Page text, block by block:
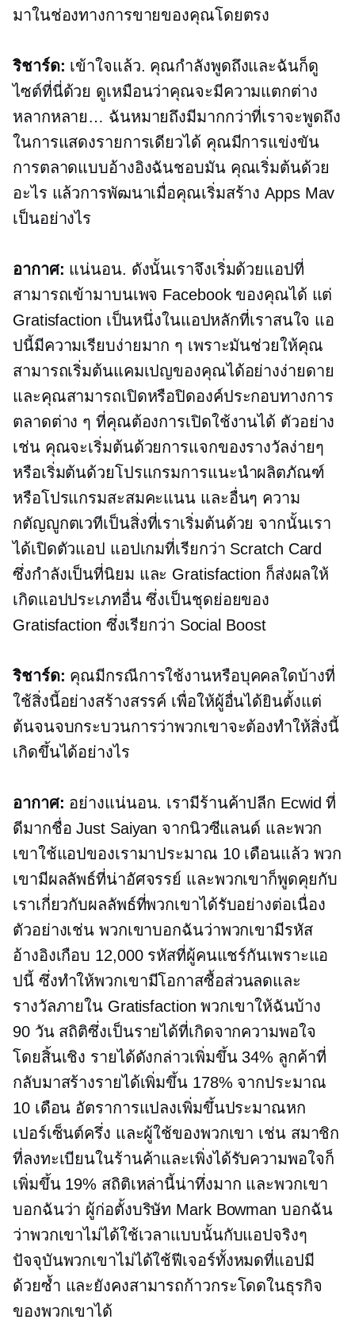
มาในช่องทางการขายของคุณโดยตรง
ริชาร์ด: เข้าใจแล้ว. คุณกำลังพูดถึงและฉันก็ดู
ไซต์ที่นี่ด้วย ดูเหมือนว่าคุณจะมีความแตกต่าง
หลากหลาย… ฉันหมายถึงมีมากกว่าที่เราจะพูดถึง
ในการแสดงรายการเดียวได้ คุณมีการแข่งขัน
การตลาดแบบอ้างอิงฉันชอบมัน คุณเริ่มต้นด้วย
อะไร แล้วการพัฒนาเมื่อคุณเริ่มสร้าง Apps Mav
เป็นอย่างไร
อากาศ: แน่นอน. ดังนั้นเราจึงเริ่มด้วยแอปที่
สามารถเข้ามาบนเพจ Facebook ของคุณได้ แต่
Gratisfaction เป็นหนึ่งในแอปหลักที่เราสนใจ แอ
ปนี้มีความเรียบง่ายมาก ๆ เพราะมันช่วยให้คุณ
สามารถเริ่มต้นแคมเปญของคุณได้อย่างง่ายดาย
และคุณสามารถเปิดหรือปิดองค์ประกอบทางการ
ตลาดต่าง ๆ ที่คุณต้องการเปิดใช้งานได้ ตัวอย่าง
เช่น คุณจะเริ่มต้นด้วยการแจกของรางวัลง่ายๆ
หรือเริ่มต้นด้วยโปรแกรมการแนะนำผลิตภัณฑ์
หรือโปรแกรมสะสมคะแนน และอื่นๆ ความ
กตัญญูกตเวทีเป็นสิ่งที่เราเริ่มต้นด้วย จากนั้นเรา
ได้เปิดตัวแอป แอปเกมที่เรียกว่า Scratch Card
ซึ่งกำลังเป็นที่นิยม และ Gratisfaction ก็ส่งผลให้
เกิดแอปประเภทอื่น ซึ่งเป็นชุดย่อยของ
Gratisfaction ซึ่งเรียกว่า Social Boost
ริชาร์ด: คุณมีกรณีการใช้งานหรือบุคคลใดบ้างที่
ใช้สิ่งนี้อย่างสร้างสรรค์ เพื่อให้ผู้อื่นได้ยินตั้งแต่
ต้นจนจบกระบวนการว่าพวกเขาจะต้องทำให้สิ่งนี้
เกิดขึ้นได้อย่างไร
อากาศ: อย่างแน่นอน. เรามีร้านค้าปลีก Ecwid ที่
ดีมากชื่อ Just Saiyan จากนิวซีแลนด์ และพวก
เขาใช้แอปของเรามาประมาณ 10 เดือนแล้ว พวก
เขามีผลลัพธ์ที่น่าอัศจรรย์ และพวกเขาก็พูดคุยกับ
เราเกี่ยวกับผลลัพธ์ที่พวกเขาได้รับอย่างต่อเนื่อง
ตัวอย่างเช่น พวกเขาบอกฉันว่าพวกเขามีรหัส
อ้างอิงเกือบ 12,000 รหัสที่ผู้คนแชร์กันเพราะแอ
ปนี้ ซึ่งทำให้พวกเขามีโอกาสซื้อส่วนลดและ
รางวัลภายใน Gratisfaction พวกเขาให้ฉันบ้าง
90 วันสถิติซึ่งเป็นรายได้ที่เกิดจากความพอใจ
โดยสิ้นเชิง รายได้ดังกล่าวเพิ่มขึ้น 34% ลูกค้าที่
กลับมาสร้างรายได้เพิ่มขึ้น 178% จากประมาณ
10 เดือน อัตราการแปลงเพิ่มขึ้นประมาณหก
เปอร์เซ็นต์ครึ่ง และผู้ใช้ของพวกเขา เช่น สมาชิก
ที่ลงทะเบียนในร้านค้าและเพิ่งได้รับความพอใจก็
เพิ่มขึ้น 19% สถิติเหล่านี้น่าทึ่งมาก และพวกเขา
บอกฉันว่า ผู้ก่อตั้งบริษัท Mark Bowman บอกฉัน
ว่าพวกเขาไม่ได้ใช้เวลาแบบนั้นกับแอปจริงๆ
ปัจจุบันพวกเขาไม่ได้ใช้ฟีเจอร์ทั้งหมดที่แอปมี
ด้วยซ้ำ และยังคงสามารถก้าวกระโดดในธุรกิจ
ของพวกเขาได้